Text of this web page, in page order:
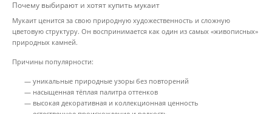
Почему выбирают и хотят купить мукаит
Мукаит ценится за свою природную художественность и сложную
цветовую структуру. Он воспринимается как один из самых «живописных»
природных камней.
Причины популярности:
— уникальные природные узоры без повторений
— насыщенная тёплая палитра оттенков
— высокая декоративная и коллекционная ценность